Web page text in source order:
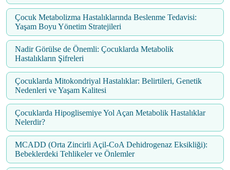
Çocuk Metabolizma Hastalıklarında Beslenme Tedavisi:
Yaşam Boyu Yönetim Stratejileri
Nadir Görülse de Önemli: Çocuklarda Metabolik
Hastalıkların Şifreleri
Çocuklarda Mitokondriyal Hastalıklar: Belirtileri, Genetik
Nedenleri ve Yaşam Kalitesi
Çocuklarda Hipoglisemiye Yol Açan Metabolik Hastalıklar
Nelerdir?
MCADD (Orta Zincirli Açil-CoA Dehidrogenaz Eksikliği):
Bebeklerdeki Tehlikeler ve Önlemler